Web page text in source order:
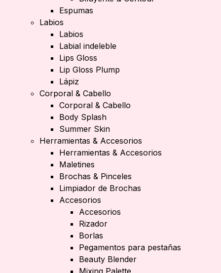
Espumas
Labios
Labios
Labial indeleble
Lips Gloss
Lip Gloss Plump
Lápiz
Corporal & Cabello
Corporal & Cabello
Body Splash
Summer Skin
Herramientas & Accesorios
Herramientas & Accesorios
Maletines
Brochas & Pinceles
Limpiador de Brochas
Accesorios
Accesorios
Rizador
Borlas
Pegamentos para pestañas
Beauty Blender
Mixing Palette